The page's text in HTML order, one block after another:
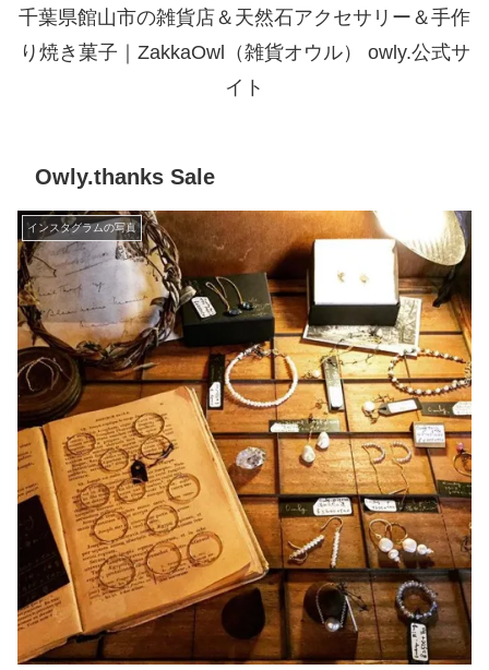
千葉県館山市の雑貨店＆天然石アクセサリー＆手作
り焼き菓子｜ZakkaOwl（雑貨オウル） owly.公式サ
イト
Owly.thanks Sale
インスタグラムの写真